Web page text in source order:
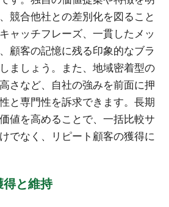
競合他社との差別化を図ること
ャッチフレーズ、一貫したメッ
顧客の記憶に残る印象的なブラ
ましょう。また、地域密着型の
さなど、自社の強みを前面に押
と専門性を訴求できます。長期
値を高めることで、一括比較サ
でなく、リピート顧客の獲得に
得と維持